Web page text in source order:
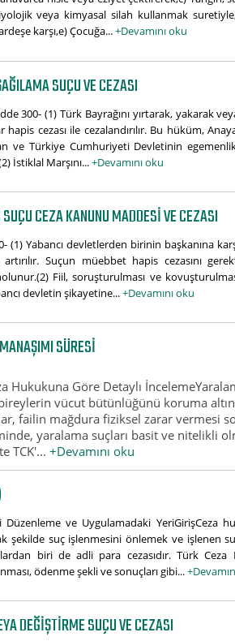
veya kimyasal silah kullanmak
karşı,e) Çocuğa...+Devamını oku
SUÇU VE CEZASI
300- (1) Türk Bayrağını yırtarak, yakarak
cezası ile cezalandırılır. Bu hüküm,
ve Türkiye Cumhuriyeti Devletinin
İstiklal Marşını...+Devamını oku
CEZA KANUNU MADDESI VE CEZASI
(1) Yabancı devletlerden birinin başkanına
Suçun müebbet hapis cezasını
Fiil, soruşturulması ve
devletin şikayetine...+Devamını oku
SÜRESI
Hukukuna Göre Detaylı
vücut bütünlüğünü koruma
failin mağdura fiziksel zarar vermesi
yaralama suçları basit ve nitelikli
TCK'...+Devamını oku
Düzenleme ve Uygulamadaki YeriGirişCeza
suç işlenmesini önlemek ve işlenen
biri de adli para cezasıdır. Türk Ceza
ödenme şekli ve sonuçları gibi...
DEĞIŞTIRME SUÇU VE CEZASI